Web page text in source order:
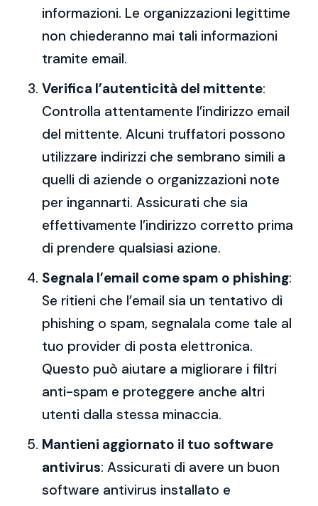
informazioni. Le organizzazioni legittime
non chiederanno mai tali informazioni
tramite email.
Verifica l’autenticità del mittente:
Controlla attentamente l’indirizzo email
del mittente. Alcuni truffatori possono
utilizzare indirizzi che sembrano simili a
quelli di aziende o organizzazioni note
per ingannarti. Assicurati che sia
effettivamente l’indirizzo corretto prima
di prendere qualsiasi azione.
Segnala l’email come spam o phishing:
Se ritieni che l’email sia un tentativo di
phishing o spam, segnalala come tale al
tuo provider di posta elettronica.
Questo può aiutare a migliorare i filtri
anti-spam e proteggere anche altri
utenti dalla stessa minaccia.
Mantieni aggiornato il tuo software
antivirus: Assicurati di avere un buon
software antivirus installato e